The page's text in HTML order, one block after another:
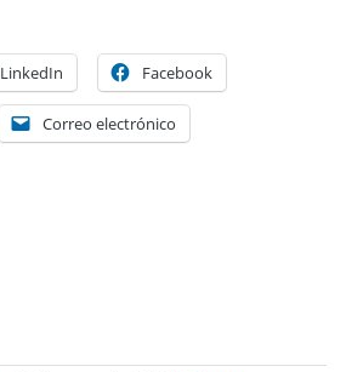
LinkedIn Facebook
Correo electrónico